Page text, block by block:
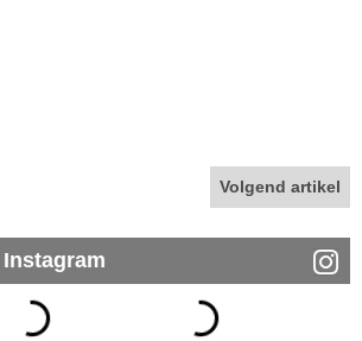
Volgend artikel